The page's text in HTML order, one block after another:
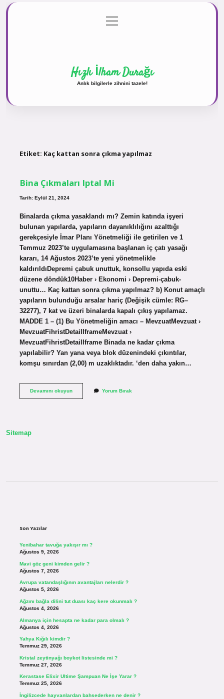
Gizlilik Politikası
menüyü
aç
Hızlı İlham Durağı
Anlık bilgilerle zihnini tazele!
Etiket: Kaç kattan sonra çıkma yapılmaz
Bina Çıkmaları Iptal Mi
Tarih: Eylül 21, 2024
Binalarda çıkma yasaklandı mı? Zemin katında işyeri
bulunan yapılarda, yapıların dayanıklılığını azalttığı
gerekçesiyle İmar Planı Yönetmeliği ile getirilen ve 1
Temmuz 2023’te uygulamasına başlanan iç çatı yasağı
kararı, 14 Ağustos 2023’te yeni yönetmelikle
kaldırıldıDepremi çabuk unuttuk, konsollu yapıda eski
düzene döndük10Haber › Ekonomi › Depremi-çabuk-
unuttu… Kaç kattan sonra çıkma yapılmaz? b) Konut amaçlı
yapıların bulunduğu arsalar hariç (Değişik cümle: RG–
32277), 7 kat ve üzeri binalarda kapalı çıkış yapılamaz.
MADDE 1 – (1) Bu Yönetmeliğin amacı – MevzuatMevzuat ›
MevzuatFihristDetailIframeMevzuat ›
MevzuatFihristDetailIframe Binada ne kadar çıkma
yapılabilir? Yan yana veya blok düzenindeki çıkıntılar,
komşu sınırdan (2,00) m uzaklıktadır. ‘den daha yakın…
Devamını okuyunBina
Yorum Bırak
Sitemap
Son Yazılar
Yenibahar tavuğa yakışır mı ?
Ağustos 9, 2026
Mavi göz geni kimden gelir ?
Ağustos 7, 2026
Avrupa vatandaşlığının avantajları nelerdir ?
Ağustos 5, 2026
Ağzını bağla dilini tut duası kaç kere okunmalı ?
Ağustos 4, 2026
Almanya için hesapta ne kadar para olmalı ?
Ağustos 4, 2026
Yahya Kığılı kimdir ?
Temmuz 29, 2026
Kristal zeytinyağı boykot listesinde mi ?
Temmuz 27, 2026
Kerastase Elixir Ultime Şampuan Ne İşe Yarar ?
Temmuz 25, 2026
İngilizcede hayvanlardan bahsederken ne denir ?